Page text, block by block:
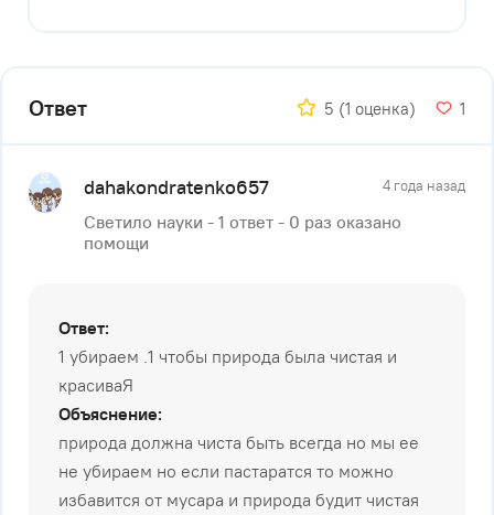
Ответ 5 (1 оценка) 1
dahakondratenko657 4 года назад
Светило науки - 1 ответ - 0 раз оказано
помощи
Ответ:
1 убираем .1 чтобы природа была чистая и
красиваЯ
Объяснение:
природа должна чиста быть всегда но мы ее
не убираем но если пастаратся то можно
избавится от мусара и природа будит чистая